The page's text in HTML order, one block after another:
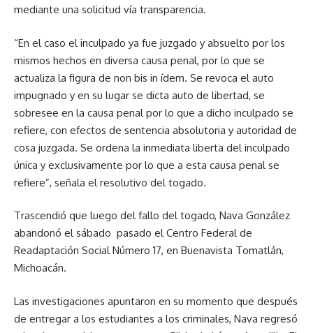
mediante una solicitud vía transparencia.
“En el caso el inculpado ya fue juzgado y absuelto por los
mismos hechos en diversa causa penal, por lo que se
actualiza la figura de non bis in ídem. Se revoca el auto
impugnado y en su lugar se dicta auto de libertad, se
sobresee en la causa penal por lo que a dicho inculpado se
refiere, con efectos de sentencia absolutoria y autoridad de
cosa juzgada. Se ordena la inmediata liberta del inculpado
única y exclusivamente por lo que a esta causa penal se
refiere”, señala el resolutivo del togado.
Trascendió que luego del fallo del togado, Nava González
abandonó el sábado pasado el Centro Federal de
Readaptación Social Número 17, en Buenavista Tomatlán,
Michoacán.
Las investigaciones apuntaron en su momento que después
de entregar a los estudiantes a los criminales, Nava regresó